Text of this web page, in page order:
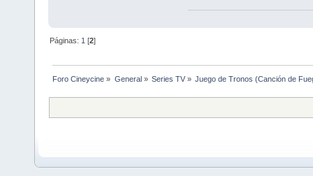
Páginas: 1 [2]
Foro Cineycine » General» Series TV» Juego de Tronos (Canción de